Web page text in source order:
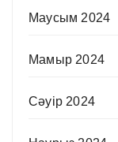
Маусым 2024
Мамыр 2024
Сәуір 2024